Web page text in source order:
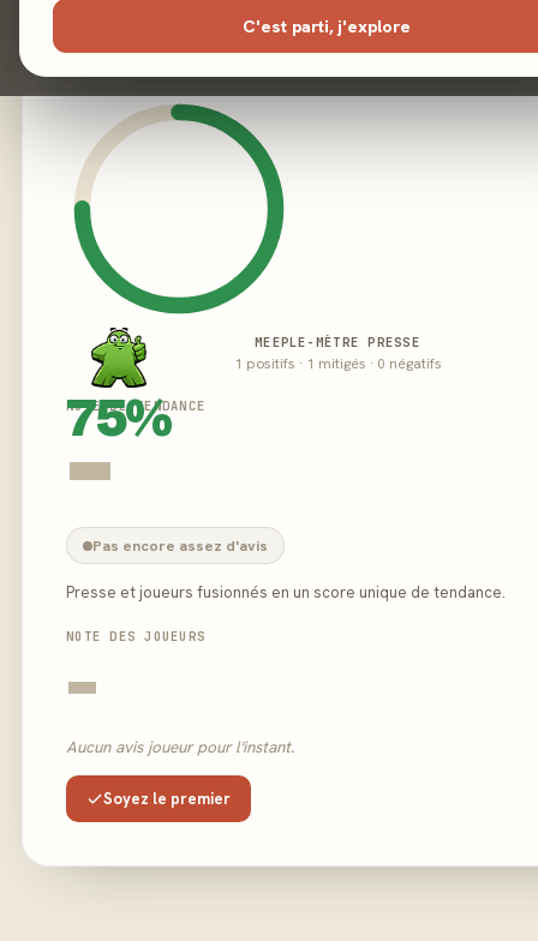
C'est parti, j'explore
02 - LE VERDICT
75%
MEEPLE-MÈTRE PRESSE
1 positifs · 1 mitigés · 0 négatifs
NOTE DE TENDANCE
-
Pas encore assez d'avis
Presse et joueurs fusionnés en un score unique de tendance.
NOTE DES JOUEURS
-
Aucun avis joueur pour l'instant.
Soyez le premier